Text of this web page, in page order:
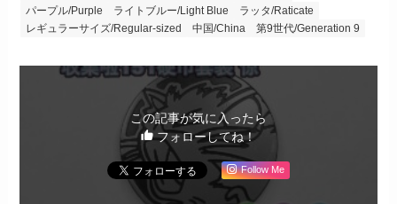
パープル/Purple
ライトブルー/Light Blue
ラッタ/Raticate
レギュラーサイズ/Regular-sized
中国/China 第9世代/Generation 9
この記事が気に入ったら
フォローしてね！
Follow Me